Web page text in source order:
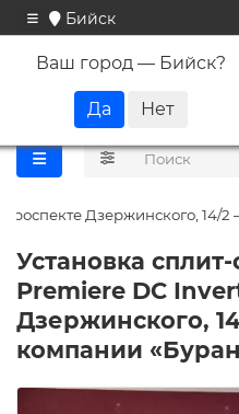
Бийск
Ваш город — Бийск?
Дзержинского, 14/
Установка
Premiere DC
Дзержинского,
компании